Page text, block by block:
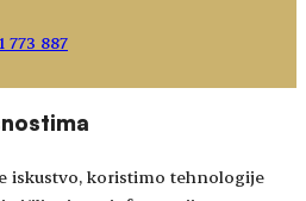
iskustvo, koristimo tehnologije
773 887
Choose
language